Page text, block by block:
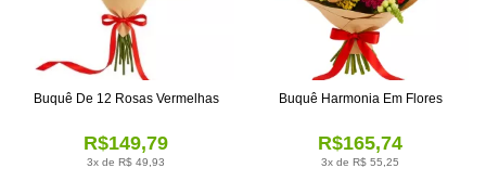
3x de R$ 49,93
R$149,79
Buquê De 12 Rosas Vermelhas
3x de R$ 55,25
R$165,74
Buquê Harmonia Em Flores